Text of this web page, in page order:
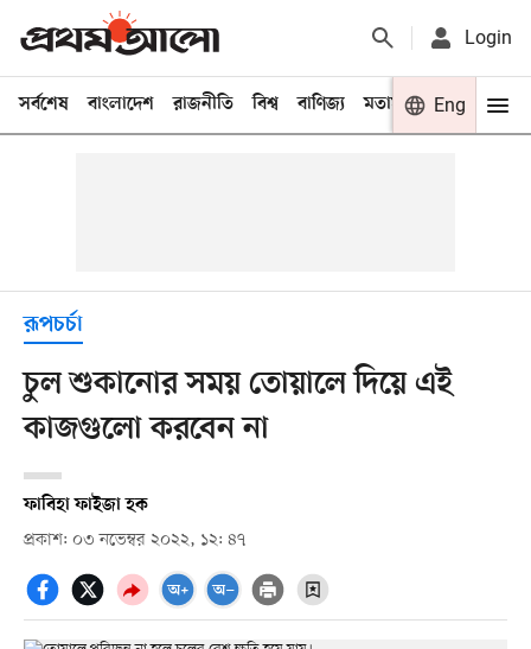
Login
সর্বশেষ বাংলাদেশ রাজনীতি বিশ্ব বাণিজ্য মতামত খেলা
Eng
রূপচর্চা
চুল শুকানোর সময় তোয়ালে দিয়ে এই
কাজগুলো করবেন না
ফাবিহা ফাইজা হক
প্রকাশ: ০৩ নভেম্বর ২০২২, ১২: ৪৭